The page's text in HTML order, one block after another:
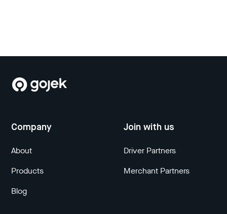
Company
About
Products
Blog
Join with us
Driver Partners
Merchant Partners